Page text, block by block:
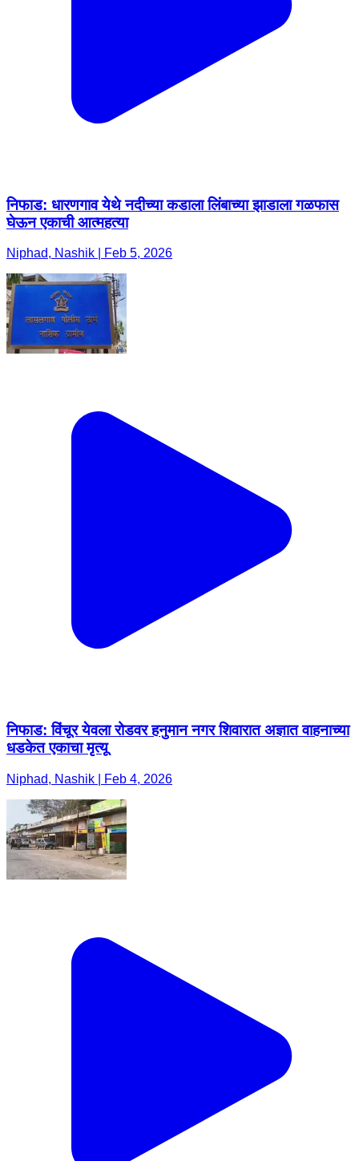
निफाड: धारणगाव येथे नदीच्या कडाला लिंबाच्या झाडाला गळफास
घेऊन एकाची आत्महत्या
Niphad, Nashik | Feb 5, 2026
निफाड: विंचूर येवला रोडवर हनुमान नगर शिवारात अज्ञात वाहनाच्या
धडकेत एकाचा मृत्यू
Niphad, Nashik | Feb 4, 2026